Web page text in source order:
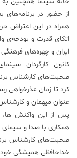
از حضور در برنامه‌های
همراه در این اعتراض
اتکای قدرت و بودجه‌ی
ایران و چهره‌های
کانون کارگردان
صحبت‌های کارشناس
کرد تا زمان عذرخواهی
عنوان میهمان و
پس از این واکنش ها،
همکاری با صدا و
صحبت‌های کارشناس
خداحافظی همیشگی خود